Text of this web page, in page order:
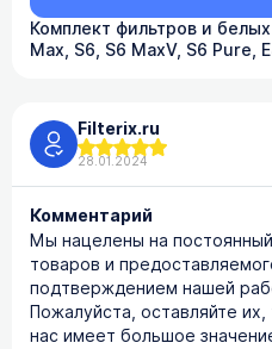
Комплект фильтров и
Max, S6, S6 MaxV, S6 Pure,
Filterix.ru
28.01.2024
Комментарий
Мы нацелены на
товаров и
подтверждением нашей
Пожалуйста, оставляйте
нас имеет большое